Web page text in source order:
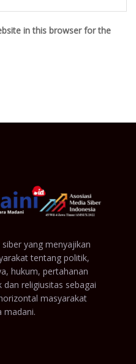
in this browser for the
yang menyajikan
tentang politik,
hukum, pertahanan
religiusitas sebagai
masyarakat
madani.